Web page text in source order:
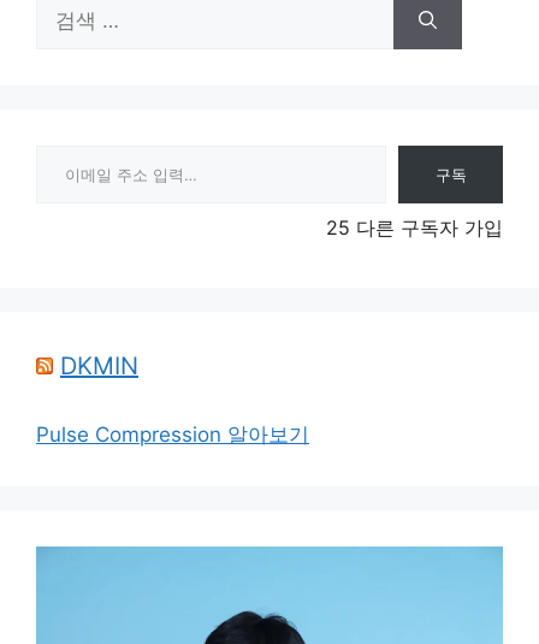
색:
구독
25 다른 구독자 가입
DKMIN
Pulse Compression 알아보기